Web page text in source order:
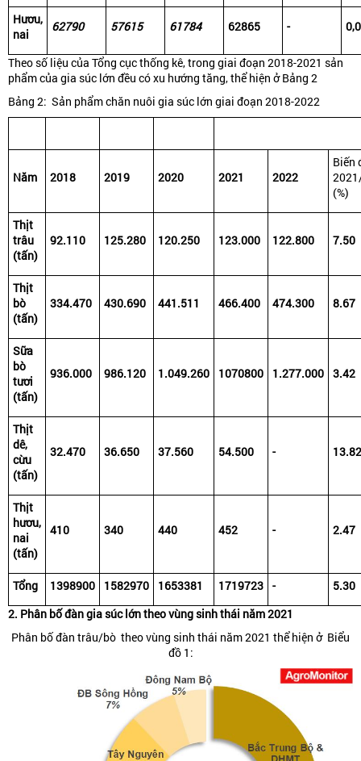
Hươu,
nai
62790 57615 61784 62865 -
Theo số liệu của Tổng cục thống kê, trong giai đoạn 2018-2021 sản
phẩm của gia súc lớn đều có xu hướng tăng, thể hiện ở Bảng 2
Bảng 2: Sản phẩm chăn nuôi gia súc lớn giai đoạn 2018-2022
Năm 2018 2019 2020 2021 2022
Biến
(%)
Thịt
trâu
(tấn)
92.110 125.280 120.250 123.000 122.800 7.50
Thịt
bò
(tấn)
334.470 430.690 441.511 466.400 474.300 8.67
Sữa
bò
tươi
(tấn)
936.000 986.120 1.049.260 1070800 1.277.000 3.42
Thịt
dê,
cừu
(tấn)
32.470 36.650 37.560 54.500 - 13.82
Thịt
hươu,
nai
(tấn)
410 340 440 452 - 2.47
Tổng 1398900 1582970 1653381 1719723 -
5.30
2. Phân bố đàn gia súc lớn theo vùng sinh thái năm 2021
Phân bố đàn trâu/bò theo vùng sinh thái năm 2021 thể hiện ở Biểu
đồ 1: